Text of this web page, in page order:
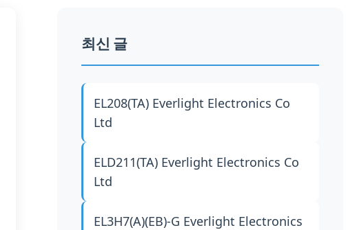
최신 글
EL208(TA) Everlight Electronics Co
Ltd
ELD211(TA) Everlight Electronics Co
Ltd
EL3H7(A)(EB)-G Everlight Electronics